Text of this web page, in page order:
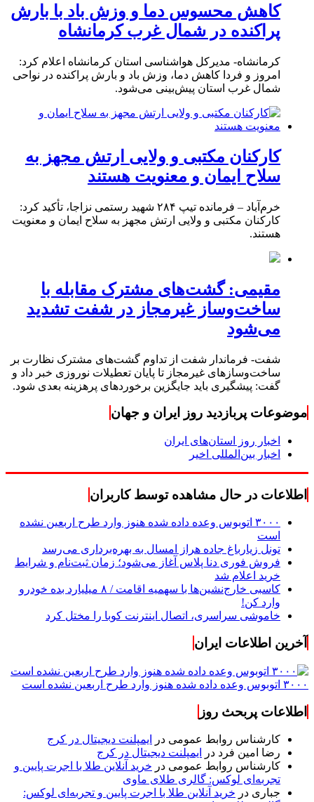
کاهش محسوس دما و وزش باد با بارش
پراکنده در شمال غرب کرمانشاه
کرمانشاه- مدیرکل هواشناسی استان کرمانشاه اعلام کرد:
امروز و فردا کاهش دما، وزش باد و بارش پراکنده در نواحی
شمال غرب استان پیش‌بینی می‌شود.
کارکنان مکتبی و ولایی ارتش مجهز به
سلاح ایمان و معنویت هستند
خرم‌آباد – فرمانده تیپ ۲۸۴ شهید رستمی نزاجا، تأکید کرد:
کارکنان مکتبی و ولایی ارتش مجهز به سلاح ایمان و معنویت
هستند.
مقیمی: گشت‌های مشترک مقابله با
ساخت‌وساز غیرمجاز در شفت تشدید
می‌شود
شفت- فرماندار شفت از تداوم گشت‌های مشترک نظارت بر
ساخت‌وسازهای غیرمجاز تا پایان تعطیلات نوروزی خبر داد و
گفت: پیشگیری باید جایگزین برخوردهای پرهزینه بعدی شود.
موضوعات پربازدید روز ایران و جهان
اخبار روز استان‌های ایران
اخبار بین‌المللی اخیر
اطلاعات در حال مشاهده توسط کاربران
۳۰۰۰ اتوبوس وعده داده شده هنوز وارد طرح اربعین نشده
است
تونل زیارباغ جاده هراز امسال به بهره‌برداری می‌رسد
فروش فوری دنا پلاس آغاز می‌شود؛ زمان ثبت‌نام و شرایط
خرید اعلام شد
کاسبی خارج‌نشین‌ها با سهمیه اقامت / ۸ میلیارد بده خودرو
وارد کن!
خاموشی سراسری، اتصال اینترنت کوبا را مختل کرد
آخرین اطلاعات ایران
۳۰۰۰ اتوبوس وعده داده شده هنوز وارد طرح اربعین نشده است
اطلاعات پربحث روز
کارشناس روابط عمومی در
ایمپلنت دیجیتال در کرج
رضا امین فرد در
ایمپلنت دیجیتال در کرج
کارشناس روابط عمومی در خرید آنلاین طلا با اجرت پایین و
تجربه‌ای لوکس: گالری طلای ماوی
جباری در خرید آنلاین طلا با اجرت پایین و تجربه‌ای لوکس: